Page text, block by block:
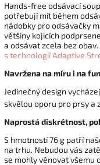
Hands-free odsávací
potřebují mít během
nádobky pro odsávačky
většiny kojicích
a odsávat zcela bez
s technologií Adaptive
Navržena na míru i na
Jedinečný design
skvělou oporu pro prsy a
Naprostá diskrétnost,
S hmotností 76 g patří
na trhu. Nebudou vás
se mohly věnovat všemu